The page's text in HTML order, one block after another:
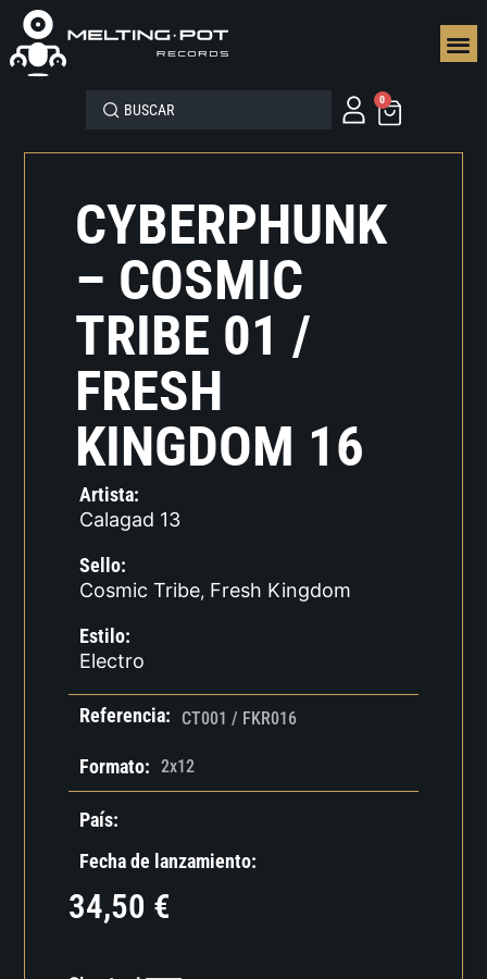
0
CYBERPHUNK
– COSMIC
TRIBE 01 /
FRESH
KINGDOM 16
Artista:
Calagad 13
Sello:
Cosmic Tribe, Fresh Kingdom
Estilo:
Electro
Referencia: CT001 / FKR016
Formato: 2x12
País:
Fecha de lanzamiento:
34,50 €